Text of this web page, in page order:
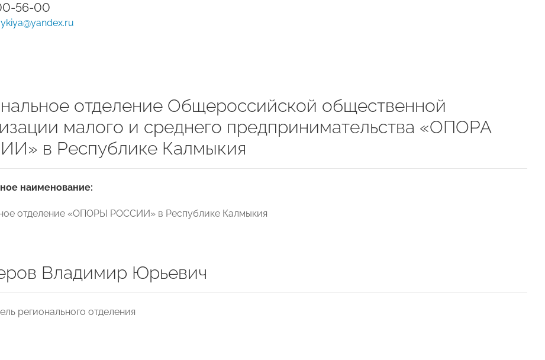
56-00
отделение Общероссийской общественной
малого и среднего предпринимательства «ОПОРА
в Республике Калмыкия
наименование:
отделение «ОПОРЫ РОССИИ» в Республике Калмыкия
Владимир Юрьевич
регионального отделения